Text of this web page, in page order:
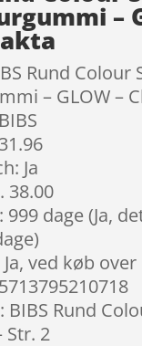
–
Rund Colour
– GLOW –
Ja
38.00
999 dage (Ja,
ved køb
BIBS Rund
Str. 2